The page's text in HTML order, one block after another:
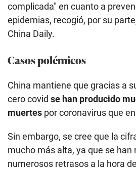
complicada" en cuanto a
epidemias, recogió, por su
China Daily.
Casos polémicos
China mantiene que gracias a
cero covid se han producido
muertes por coronavirus que
Sin embargo, se cree que la
mucho más alta, ya que se han
numerosos retrasos a la hora